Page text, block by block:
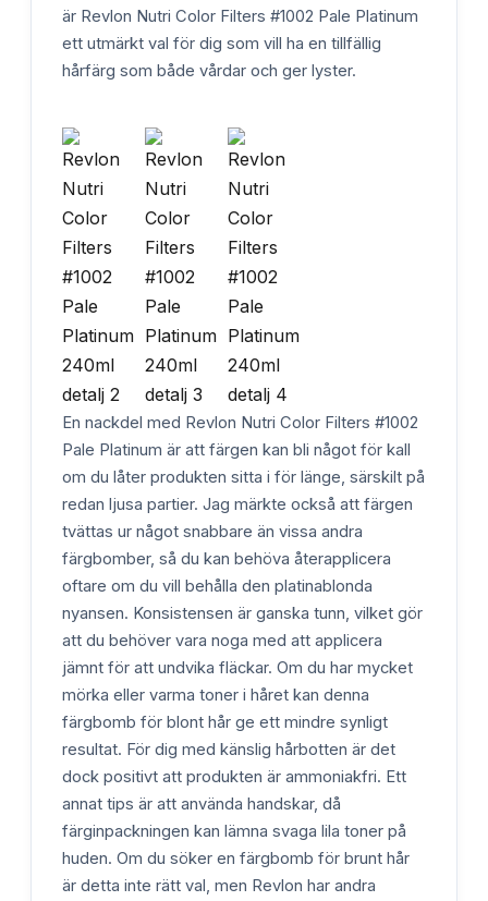
är Revlon Nutri Color Filters #1002 Pale Platinum
ett utmärkt val för dig som vill ha en tillfällig
hårfärg som både vårdar och ger lyster.
En nackdel med Revlon Nutri Color Filters #1002
Pale Platinum är att färgen kan bli något för kall
om du låter produkten sitta i för länge, särskilt på
redan ljusa partier. Jag märkte också att färgen
tvättas ur något snabbare än vissa andra
färgbomber, så du kan behöva återapplicera
oftare om du vill behålla den platinablonda
nyansen. Konsistensen är ganska tunn, vilket gör
att du behöver vara noga med att applicera
jämnt för att undvika fläckar. Om du har mycket
mörka eller varma toner i håret kan denna
färgbomb för blont hår ge ett mindre synligt
resultat. För dig med känslig hårbotten är det
dock positivt att produkten är ammoniakfri. Ett
annat tips är att använda handskar, då
färginpackningen kan lämna svaga lila toner på
huden. Om du söker en färgbomb för brunt hår
är detta inte rätt val, men Revlon har andra